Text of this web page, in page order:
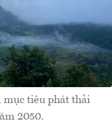
tiêu phát thải
2050.